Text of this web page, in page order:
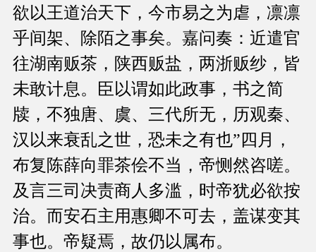
欲以王道治天下，今市易之为虐，凛凛
乎间架、除陌之事矣。嘉问奏：近遣官
往湖南贩茶，陕西贩盐，两浙贩纱，皆
未敢计息。臣以谓如此政事，书之简
牍，不独唐、虞、三代所无，历观秦、
汉以来衰乱之世，恐未之有也”四月，
布复陈薛向罪茶侩不当，帝恻然咨嗟。
及言三司决责商人多滥，时帝犹必欲按
治。而安石主用惠卿不可去，盖谋变其
事也。帝疑焉，故仍以属布。